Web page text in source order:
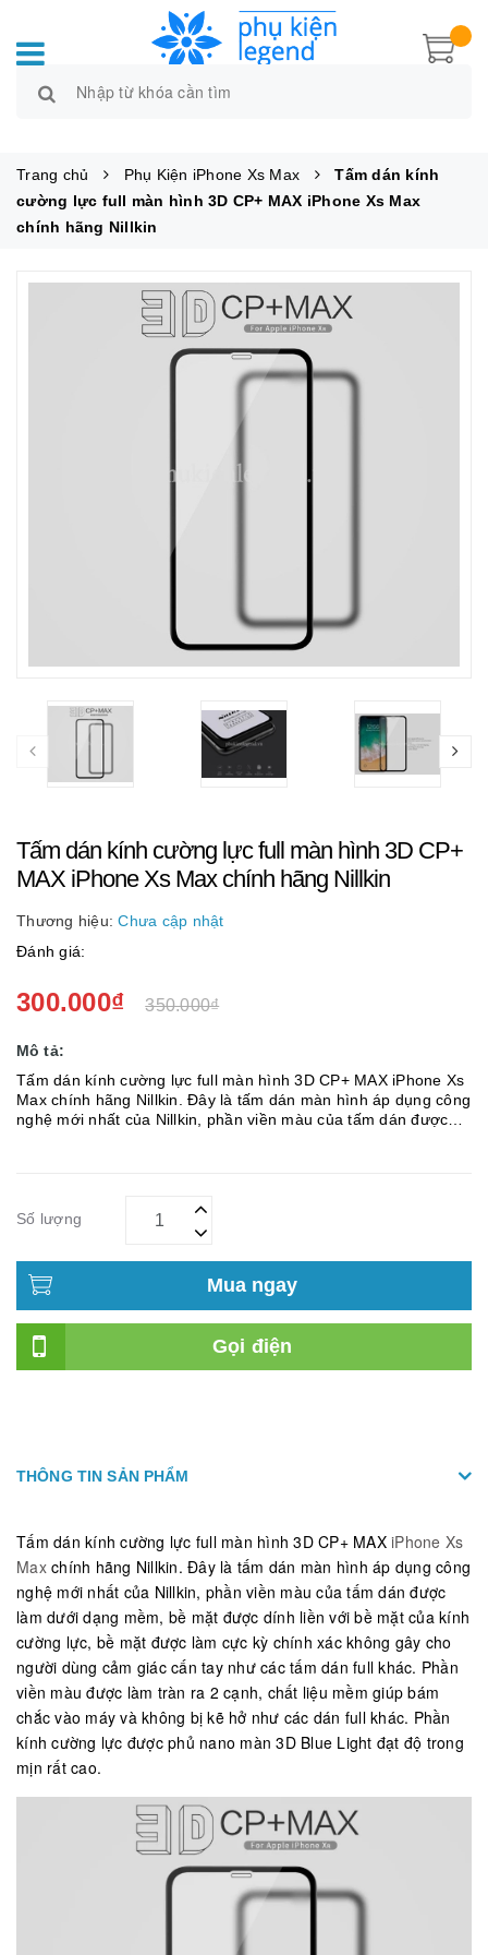
Trang chủ Phụ Kiện iPhone Xs Max
Tấm dán kính
cường lực full màn hình 3D CP+ MAX iPhone Xs Max
chính hãng Nillkin
Tấm dán kính cường lực full màn hình 3D CP+
MAX iPhone Xs Max chính hãng Nillkin
Thương hiệu: Chưa cập nhật
Đánh giá:
300.000₫ 350.000₫
Mô tả:
Tấm dán kính cường lực full màn hình 3D CP+ MAX iPhone Xs
Max chính hãng Nillkin. Đây là tấm dán màn hình áp dụng công
nghệ mới nhất của Nillkin, phần viền màu của tấm dán được
Số lượng
Mua ngay
Gọi điện
THÔNG TIN SẢN PHẨM
Tấm dán kính cường lực full màn hình 3D CP+ MAXiPhone Xs
Max chính hãng Nillkin. Đây là tấm dán màn hình áp dụng công
nghệ mới nhất của Nillkin, phần viền màu của tấm dán được
làm dưới dạng mềm, bề mặt được dính liền với bề mặt của kính
cường lực, bề mặt được làm cực kỳ chính xác không gây cho
người dùng cảm giác cấn tay như các tấm dán full khác. Phần
viền màu được làm tràn ra 2 cạnh, chất liệu mềm giúp bám
chắc vào máy và không bị kẽ hở như các dán full khác. Phần
kính cường lực được phủ nano màn 3D Blue Light đạt độ trong
mịn rất cao.